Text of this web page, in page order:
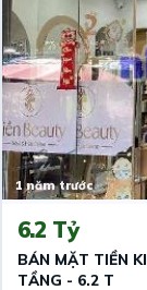
1 năm trước
6.2 Tỷ
BÁN MẶT TIỀN
TẦNG - 6.2 T